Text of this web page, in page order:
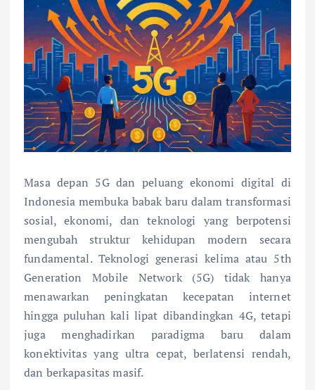
Masa depan 5G dan peluang ekonomi digital di
Indonesia membuka babak baru dalam transformasi
sosial, ekonomi, dan teknologi yang berpotensi
mengubah struktur kehidupan modern secara
fundamental. Teknologi generasi kelima atau 5th
Generation Mobile Network (5G) tidak hanya
menawarkan peningkatan kecepatan internet
hingga puluhan kali lipat dibandingkan 4G, tetapi
juga menghadirkan paradigma baru dalam
konektivitas yang ultra cepat, berlatensi rendah,
dan berkapasitas masif.